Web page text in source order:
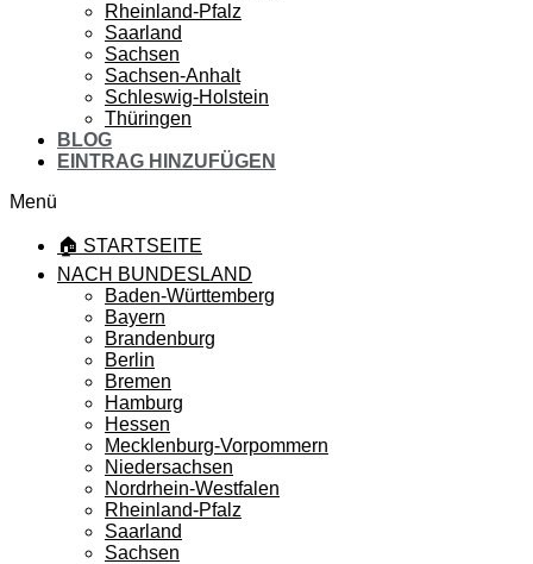
Rheinland-Pfalz
Saarland
Sachsen
Sachsen-Anhalt
Schleswig-Holstein
Thüringen
BLOG
EINTRAG HINZUFÜGEN
Menü
🏠 STARTSEITE
NACH BUNDESLAND
Baden-Württemberg
Bayern
Brandenburg
Berlin
Bremen
Hamburg
Hessen
Mecklenburg-Vorpommern
Niedersachsen
Nordrhein-Westfalen
Rheinland-Pfalz
Saarland
Sachsen